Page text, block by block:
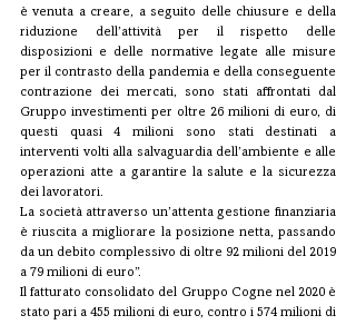
è venuta a creare, a seguito delle chiusure e della
riduzione dell’attività per il rispetto delle
disposizioni e delle normative legate alle misure
per il contrasto della pandemia e della conseguente
contrazione dei mercati, sono stati affrontati dal
Gruppo investimenti per oltre 26 milioni di euro, di
questi quasi 4 milioni sono stati destinati a
interventi volti alla salvaguardia dell’ambiente e alle
operazioni atte a garantire la salute e la sicurezza
dei lavoratori.
La società attraverso un’attenta gestione finanziaria
è riuscita a migliorare la posizione netta, passando
da un debito complessivo di oltre 92 milioni del 2019
a 79 milioni di euro”.
Il fatturato consolidato del Gruppo Cogne nel 2020 è
stato pari a 455 milioni di euro, contro i 574 milioni di